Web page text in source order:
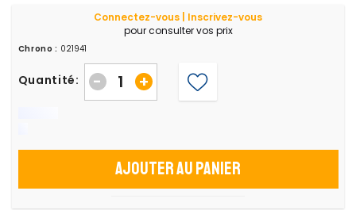
Connectez-vous | Inscrivez-vous
pour consulter vos prix
Chrono : 021941
Quantité: +
-
Ajouter au panier